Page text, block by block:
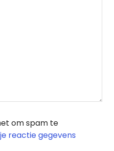
om spam te
reactie gegevens